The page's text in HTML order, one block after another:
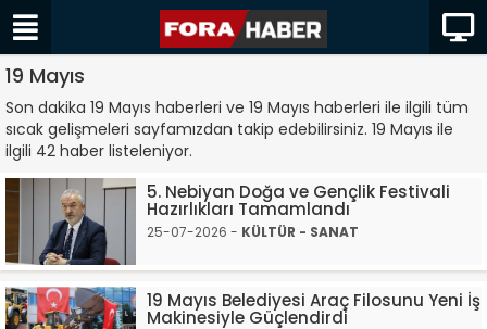
19 Mayıs
Son dakika 19 Mayıs haberleri ve 19 Mayıs haberleri ile ilgili tüm
sıcak gelişmeleri sayfamızdan takip edebilirsiniz. 19 Mayıs ile
ilgili 42 haber listeleniyor.
5. Nebiyan Doğa ve Gençlik Festivali
Hazırlıkları Tamamlandı
25-07-2026 - KÜLTÜR - SANAT
19 Mayıs Belediyesi Araç Filosunu Yeni İş
Makinesiyle Güçlendirdi